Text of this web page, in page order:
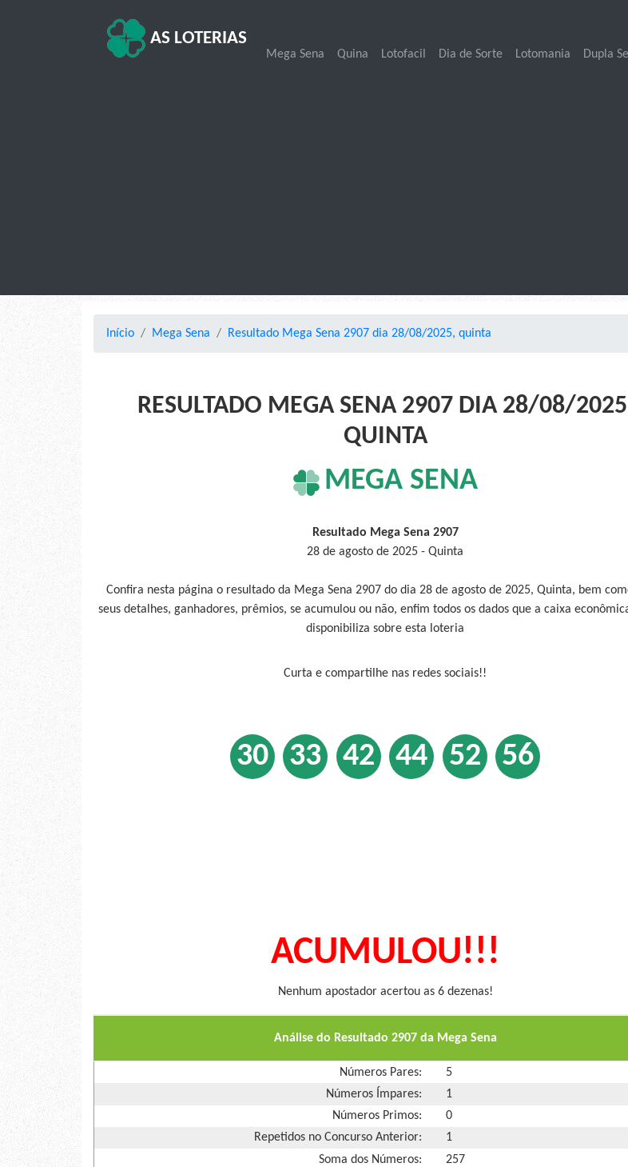
AS LOTERIAS
Mega Sena Quina Lotofacil Dia de Sorte Lotomania Dupla
Início Mega Sena Resultado Mega Sena 2907 dia 28/08/2025, quinta
RESULTADO MEGA SENA 2907 DIA 28/08/
QUINTA
MEGA SENA
Resultado Mega Sena 2907
28 de agosto de 2025 - Quinta
Confira nesta página o resultado da Mega Sena 2907 do dia 28 de agosto de 2025, Quinta, bem
seus detalhes, ganhadores, prêmios, se acumulou ou não, enfim todos os dados que a caixa
disponibiliza sobre esta loteria
Curta e compartilhe nas redes sociais!!
30 33 42 44 52 56
ACUMULOU!!!
Nenhum apostador acertou as 6 dezenas!
Análise do Resultado 2907 da Mega Sena
Números Pares:
5
Números Ímpares:
1
Números Primos:
0
Repetidos no Concurso Anterior:
1
Soma dos Números:
257